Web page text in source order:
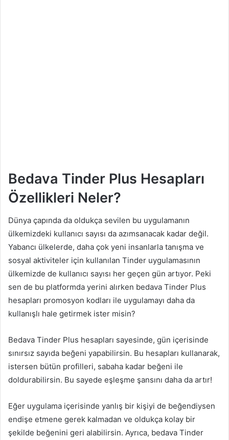
Bedava Tinder Plus Hesapları
Özellikleri Neler?
Dünya çapında da oldukça sevilen bu uygulamanın
ülkemizdeki kullanıcı sayısı da azımsanacak kadar değil.
Yabancı ülkelerde, daha çok yeni insanlarla tanışma ve
sosyal aktiviteler için kullanılan Tinder uygulamasının
ülkemizde de kullanıcı sayısı her geçen gün artıyor. Peki
sen de bu platformda yerini alırken bedava Tinder Plus
hesapları promosyon kodları ile uygulamayı daha da
kullanışlı hale getirmek ister misin?
Bedava Tinder Plus hesapları sayesinde, gün içerisinde
sınırsız sayıda beğeni yapabilirsin. Bu hesapları kullanarak,
istersen bütün profilleri, sabaha kadar beğeni ile
doldurabilirsin. Bu sayede eşleşme şansını daha da artır!
Eğer uygulama içerisinde yanlış bir kişiyi de beğendiysen
endişe etmene gerek kalmadan ve oldukça kolay bir
şekilde beğenini geri alabilirsin. Ayrıca, bedava Tinder